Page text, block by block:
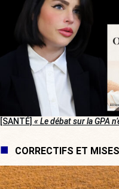
[SANTÉ] « Le débat sur la GPA
CORRECTIFS ET